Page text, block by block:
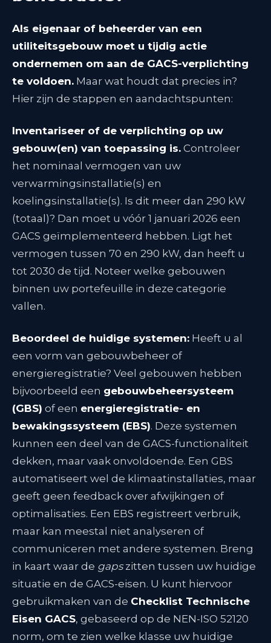
Als eigenaar of beheerder van een
utiliteitsgebouw moet u tijdig actie
ondernemen om aan de GACS-verplichting
te voldoen. Maar wat houdt dat precies in?
Hier zijn de stappen en aandachtspunten:
Inventariseer of de verplichting op uw
gebouw(en) van toepassing is. Controleer
het nominaal vermogen van uw
verwarmingsinstallatie(s) en
koelingsinstallatie(s). Is dit meer dan 290 kW
(totaal)? Dan moet u vóór 1 januari 2026 een
GACS geïmplementeerd hebben. Ligt het
vermogen tussen 70 en 290 kW, dan heeft u
tot 2030 de tijd . Noteer welke gebouwen
binnen uw portefeuille in deze categorie
vallen.
Beoordeel de huidige systemen: Heeft u al
een vorm van gebouwbeheer of
energieregistratie? Veel gebouwen hebben
bijvoorbeeld een gebouwbeheersysteem
(GBS) of een energieregistratie- en
bewakingssysteem (EBS). Deze systemen
kunnen een deel van de GACS-functionaliteit
dekken, maar vaak onvoldoende. Een GBS
automatiseert wel de klimaatinstallaties, maar
geeft geen feedback over afwijkingen of
optimalisaties. Een EBS registreert verbruik,
maar kan meestal niet analyseren of
communiceren met andere systemen. Breng
in kaart waar de gaps zitten tussen uw huidige
situatie en de GACS-eisen. U kunt hiervoor
gebruikmaken van de Checklist Technische
Eisen GACS, gebaseerd op de NEN-ISO 52120
norm, om te zien welke klasse uw huidige